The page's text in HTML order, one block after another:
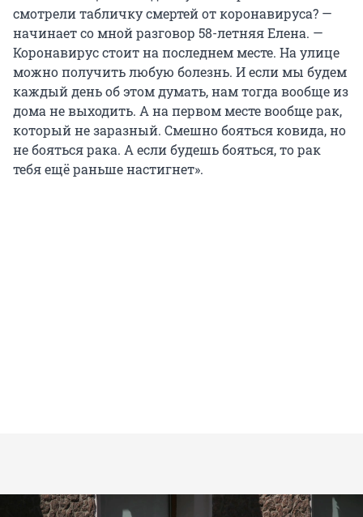
смотрели табличку смертей от коронавируса? —
начинает со мной разговор 58-летняя Елена. —
Коронавирус стоит на последнем месте. На улице
можно получить любую болезнь. И если мы будем
каждый день об этом думать, нам тогда вообще из
дома не выходить. А на первом месте вообще рак,
который не заразный. Смешно бояться ковида, но
не бояться рака. А если будешь бояться, то рак
тебя ещё раньше настигнет».